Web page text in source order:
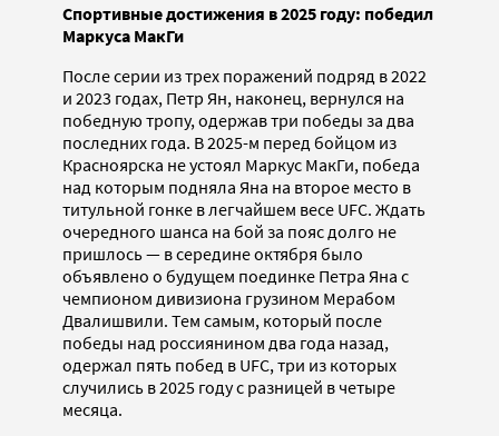
Спортивные достижения в 2025 году: победил
Маркуса МакГи
После серии из трех поражений подряд в 2022
и 2023 годах, Петр Ян, наконец, вернулся на
победную тропу, одержав три победы за два
последних года. В 2025-м перед бойцом из
Красноярска не устоял Маркус МакГи, победа
над которым подняла Яна на второе место в
титульной гонке в легчайшем весе UFC. Ждать
очередного шанса на бой за пояс долго не
пришлось — в середине октября было
объявлено о будущем поединке Петра Яна с
чемпионом дивизиона грузином Мерабом
Двалишвили. Тем самым, который после
победы над россиянином два года назад,
одержал пять побед в UFC, три из которых
случились в 2025 году с разницей в четыре
месяца.